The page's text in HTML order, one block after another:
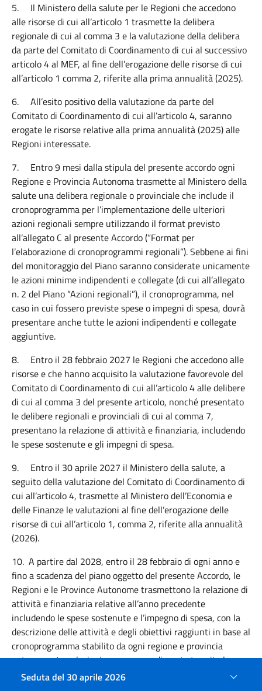
5. Il Ministero della salute per le Regioni che accedono
alle risorse di cui all’articolo 1 trasmette la delibera
regionale di cui al comma 3 e la valutazione della delibera
da parte del Comitato di Coordinamento di cui al successivo
articolo 4 al MEF, al fine dell’erogazione delle risorse di cui
all’articolo 1 comma 2, riferite alla prima annualità (2025).
6. All’esito positivo della valutazione da parte del
Comitato di Coordinamento di cui all’articolo 4, saranno
erogate le risorse relative alla prima annualità (2025) alle
Regioni interessate.
7. Entro 9 mesi dalla stipula del presente accordo ogni
Regione e Provincia Autonoma trasmette al Ministero della
salute una delibera regionale o provinciale che include il
cronoprogramma per l’implementazione delle ulteriori
azioni regionali sempre utilizzando il format previsto
all’allegato C al presente Accordo (“Format per
l’elaborazione di cronoprogrammi regionali”). Sebbene ai fini
del monitoraggio del Piano saranno considerate unicamente
le azioni minime indipendenti e collegate (di cui all’allegato
n. 2 del Piano “Azioni regionali”), il cronoprogramma, nel
caso in cui fossero previste spese o impegni di spesa, dovrà
presentare anche tutte leazioni indipendenti e collegate
aggiuntive.
8. Entro il 28 febbraio 2027 le Regioni che accedono alle
risorse e che hanno acquisito la valutazione favorevole del
Comitato di Coordinamento di cui all’articolo 4 alle delibere
di cui al comma 3 del presente articolo, nonché presentato
le delibere regionali e provinciali di cui al comma 7,
presentano la relazione di attività e finanziaria, includendo
le spese sostenute e gli impegni di spesa.
9. Entro il 30 aprile 2027 il Ministero della salute, a
seguito della valutazione del Comitato di Coordinamento di
cui all’articolo 4, trasmette al Ministero dell’Economia e
delle Finanze le valutazioni al fine dell’erogazione delle
risorse di cui all’articolo 1, comma 2, riferite alla annualità
(2026).
10. A partire dal 2028, entro il 28 febbraio di ogni anno e
fino a scadenza del piano oggetto del presente Accordo, le
Regioni e le Province Autonome trasmettono la relazione di
attività e finanziaria relative all’anno precedente
includendo le spese sostenute e l’impegno di spesa, con la
descrizione delle attività e degli obiettivi raggiunti in base al
cronoprogramma stabilito da ogni regione e provincia
autonoma. Le relazioni verranno predisposte tramite la
piattaforma web dedicata.
Seduta del 30 aprile 2026